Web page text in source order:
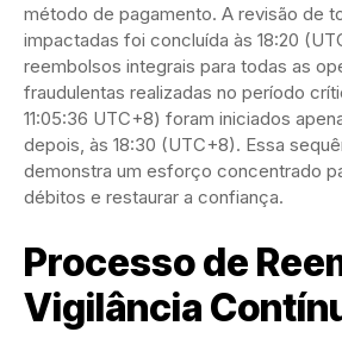
método de pagamento. A revisão de
impactadas foi concluída às 18:20
reembolsos integrais para todas as
fraudulentas realizadas no período
11:05:36 UTC+8) foram iniciados
depois, às 18:30 (UTC+8). Essa
demonstra um esforço concentrado
débitos e restaurar a confiança.
Processo de
Vigilância